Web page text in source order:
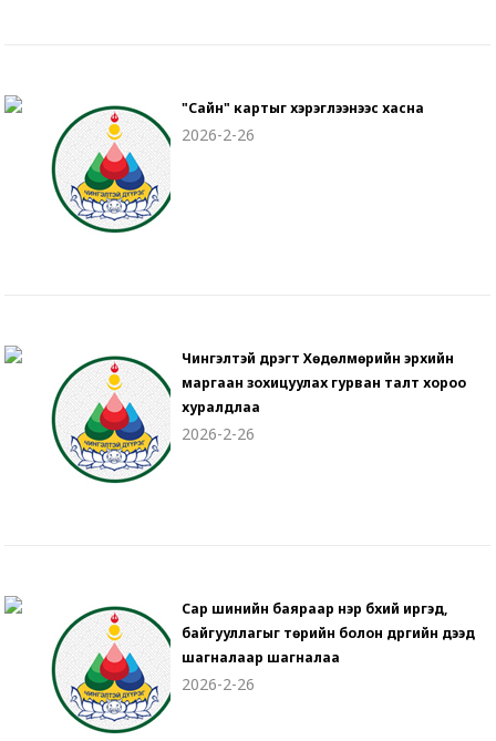
"Сайн" картыг хэрэглээнээс хасна
2026-2-26
Чингэлтэй дүүрэгт Хөдөлмөрийн эрхийн
маргаан зохицуулах гурван талт хороо
хуралдлаа
2026-2-26
Сар шинийн баяраар нэр бүхий иргэд,
байгууллагыг төрийн болон дүүргийн дээд
шагналаар шагналаа
2026-2-26